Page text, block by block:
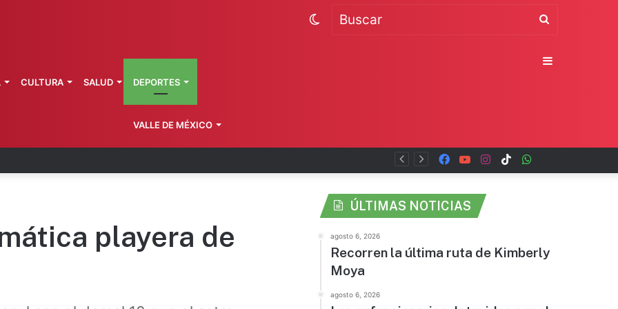
la última ruta de Kimberly Moya TikTok
Instagram
YouTube
Facebook
CULTURA SALUD DEPORTES
VALLE DE MÉXICO
Buscar
Switch
Sidebar
playera de
ÚLTIMAS NOTICIAS
agosto 6, 2026
Recorren la última ruta de Kimberly
Moya
agosto 6, 2026